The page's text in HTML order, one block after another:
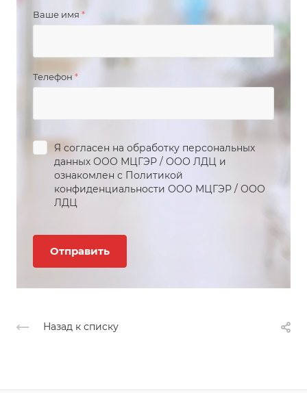
Ваше имя *
Телефон*
Я согласен на обработку персональных
данных ООО МЦГЭР / ООО ЛДЦ и
ознакомлен с Политикой
конфиденциальности ООО МЦГЭР / ООО
ЛДЦ
Назад к списку